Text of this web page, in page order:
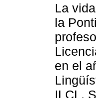
La
la
en el
ILCL.